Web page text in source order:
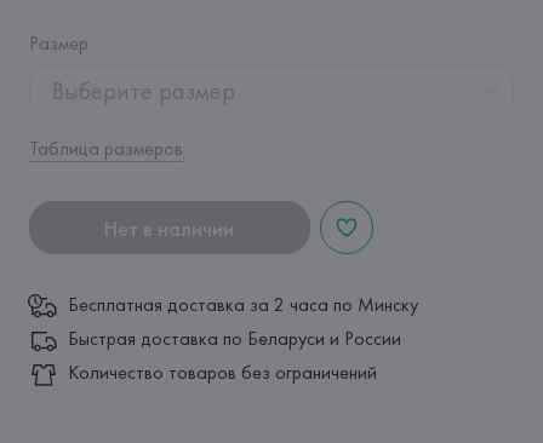
Размер:
Выберите размер
Таблица размеров
Нет в наличии
Бесплатная доставка за 2 часа по Минску
Быстрая доставка по Беларуси и России
Количество товаров без ограничений